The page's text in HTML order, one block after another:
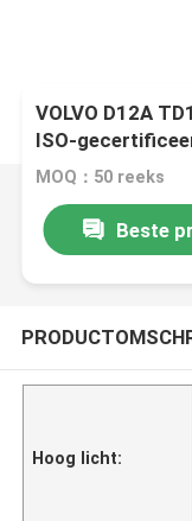
VOLVO D12A
ISO-
MOQ：50 reeks
Beste
Hoog licht: